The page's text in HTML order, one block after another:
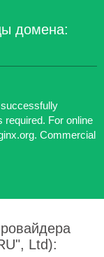
домена:
required. For online
Commercial
Ltd):